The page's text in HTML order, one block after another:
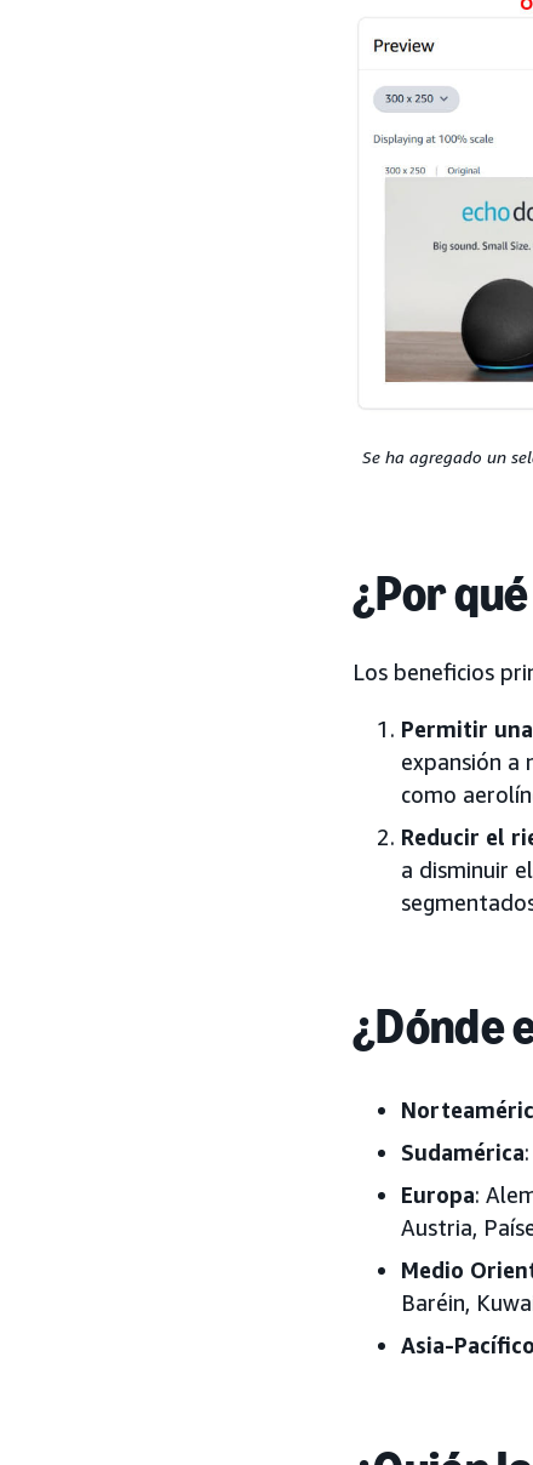
Se ha agregado un
¿Por
Los beneficios
Permitir
expansión a
como
Reducir el
a disminuir
¿Dónde
Sudamérica
Europa:
Austria,
Medio
Baréin,
Asia-Pacífico